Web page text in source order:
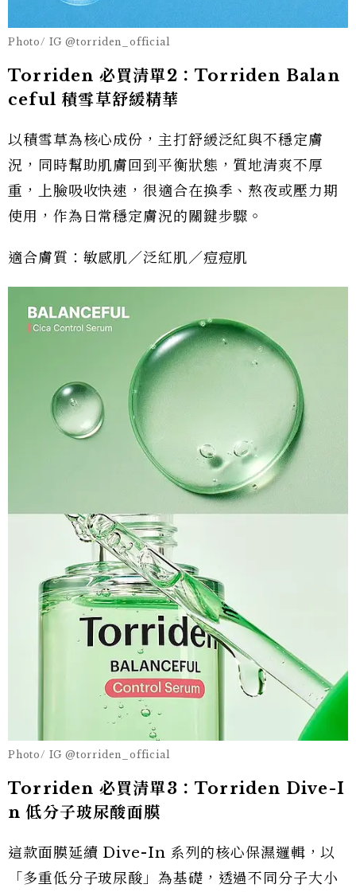
Photo/ IG @torriden_official
Torriden 必買清單2：Torriden Balan
ceful 積雪草舒緩精華
以積雪草為核心成份，主打舒緩泛紅與不穩定膚
況，同時幫助肌膚回到平衡狀態，質地清爽不厚
重，上臉吸收快速，很適合在換季、熬夜或壓力期
使用，作為日常穩定膚況的關鍵步驟。
適合膚質：敏感肌／泛紅肌／痘痘肌
Photo/ IG @torriden_official
Torriden 必買清單3：Torriden Dive-I
n 低分子玻尿酸面膜
這款面膜延續 Dive-In 系列的核心保濕邏輯，以
「多重低分子玻尿酸」為基礎，透過不同分子大小